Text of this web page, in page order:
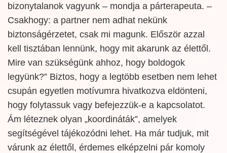
bizonytalanok vagyunk – mondja a párterapeuta. –
Csakhogy: a partner nem adhat nekünk
biztonságérzetet, csak mi magunk. Először azzal
kell tisztában lennünk, hogy mit akarunk az élettől.
Mire van szükségünk ahhoz, hogy boldogok
legyünk?” Biztos, hogy a legtöbb esetben nem lehet
csupán egyetlen motívumra hivatkozva eldönteni,
hogy folytassuk vagy befejezzük-e a kapcsolatot.
Ám léteznek olyan „koordináták”, amelyek
segítségével tájékozódni lehet. Ha már tudjuk, mit
várunk az élettől, érdemes elképzelni pár komoly